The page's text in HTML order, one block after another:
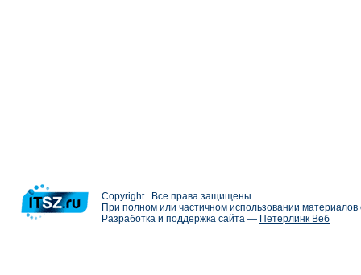
Copyright . Все права защищены
При полном или частичном использовании
Разработка и поддержка сайта — Петерлинк Веб